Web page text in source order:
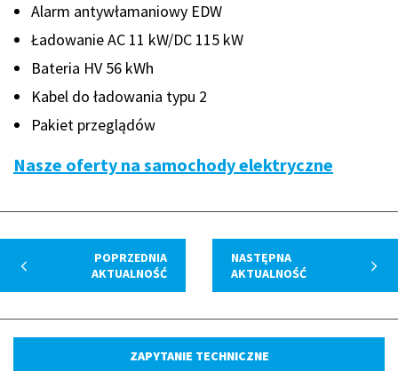
Alarm antywłamaniowy EDW
Ładowanie AC 11 kW/DC 115 kW
Bateria HV 56 kWh
Kabel do ładowania typu 2
Pakiet przeglądów
Nasze oferty na samochody elektryczne
POPRZEDNIA
AKTUALNOŚĆ
NASTĘPNA
AKTUALNOŚĆ
ZAPYTANIE TECHNICZNE